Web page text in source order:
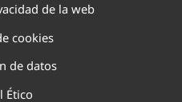
de la web
cookies
de datos
Ético